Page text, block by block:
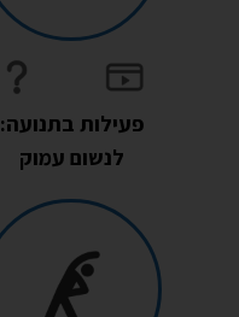
פעילות בתנועה:
לנשום עמוק